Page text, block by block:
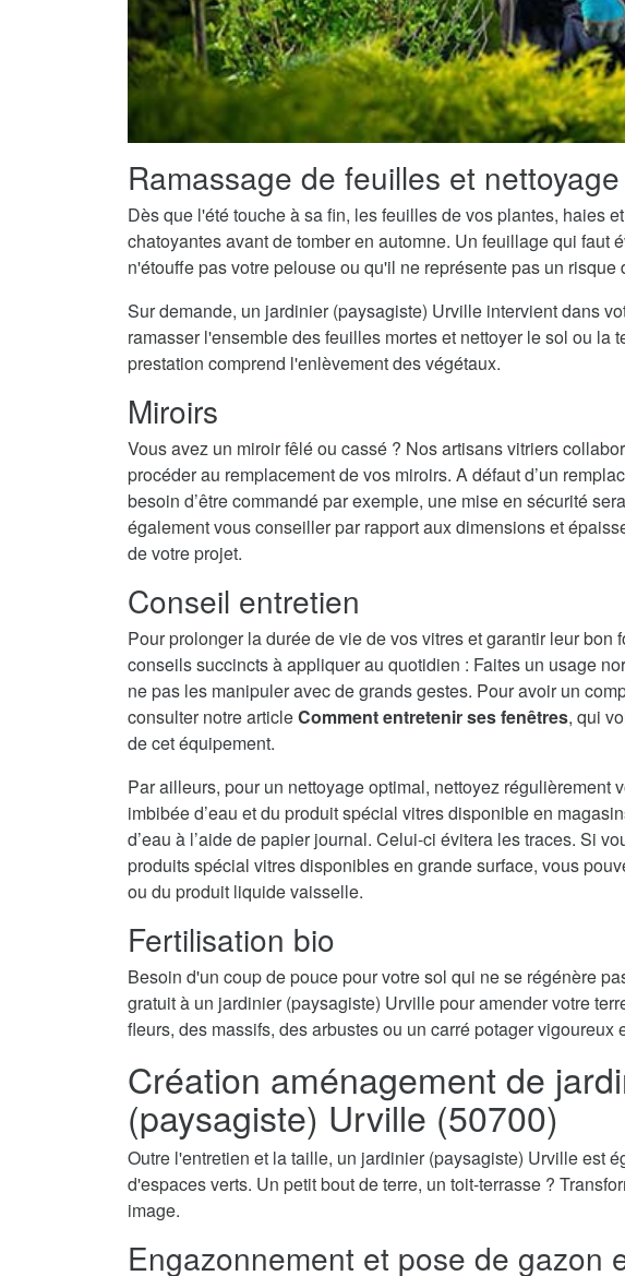
Ramassage de feuilles et
Dès que l'été touche à sa fin, les feuilles de vos plantes, haies
chatoyantes avant de tomber en automne. Un feuillage qui faut
n'étouffe pas votre pelouse ou qu'il ne représente pas un
Sur demande, un jardinier (paysagiste) Urville intervient dans
ramasser l'ensemble des feuilles mortes et nettoyer le sol ou la
prestation comprend l'enlèvement des végétaux.
Miroirs
Vous avez un miroir fêlé ou cassé ? Nos artisans vitriers
procéder au remplacement de vos miroirs. A défaut d’un
besoin d’être commandé par exemple, une mise en sécurité
également vous conseiller par rapport aux dimensions et
de votre projet.
Conseil entretien
Pour prolonger la durée de vie de vos vitres et garantir leur bon
conseils succincts à appliquer au quotidien : Faites un usage
ne pas les manipuler avec de grands gestes. Pour avoir un
consulter notre articleComment entretenir ses fenêtres, qui
de cet équipement.
Par ailleurs, pour un nettoyage optimal, nettoyez régulièrement
imbibée d’eau et du produit spécial vitres disponible en
d’eau à l’aide de papier journal. Celui-ci évitera les traces. Si
produits spécial vitres disponibles en grande surface, vous
ou du produit liquide vaisselle.
Fertilisation bio
Besoin d'un coup de pouce pour votre sol qui ne se régénère
gratuit à un jardinier (paysagiste) Urville pour amender votre
fleurs, des massifs, des arbustes ou un carré potager vigoureux
Création aménagement de
(paysagiste) Urville (50700)
Outre l'entretien et la taille, un jardinier (paysagiste) Urville est
d'espaces verts. Un petit bout de terre, un toit-terrasse ?
image.
Engazonnement et pose de gazon